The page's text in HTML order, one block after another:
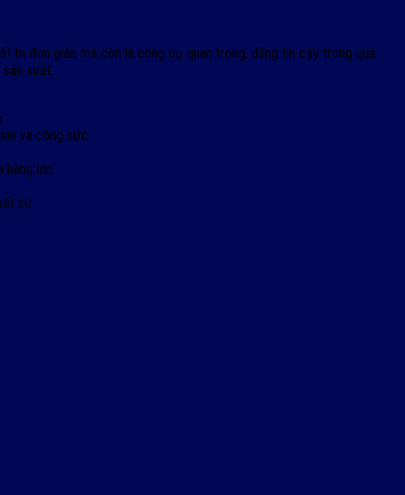
bị đơn giản mà còn là công cụ quan trọng, đáng tin cậy trong quá
xuất:
và công sức.
hàng lớn.
xứ.